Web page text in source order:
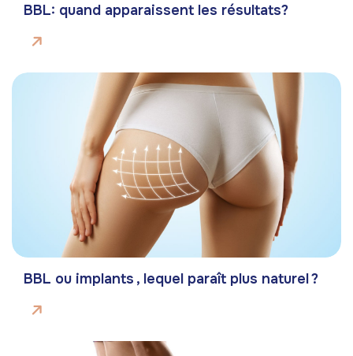
BBL: quand apparaissent les résultats?
BBL ou implants , lequel paraît plus naturel ?